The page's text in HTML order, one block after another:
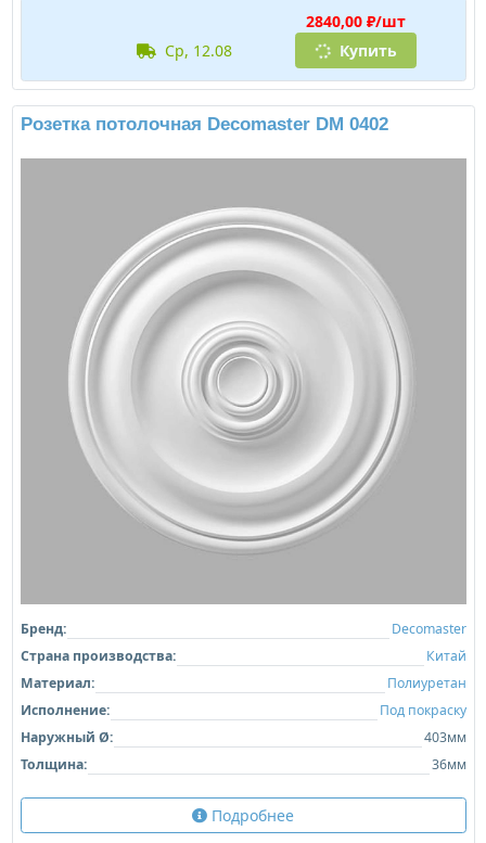
2840,00 ₽/шт
ср, 12.08
Купить
Розетка потолочная Decomaster DM 0402
Бренд:
Decomaster
Страна производства:
Китай
Материал:
Полиуретан
Исполнение:
Под покраску
Наружный Ø:
403мм
Толщина:
36мм
Подробнее